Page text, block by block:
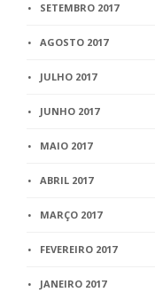
SETEMBRO 2017
AGOSTO 2017
JULHO 2017
JUNHO 2017
MAIO 2017
ABRIL 2017
MARÇO 2017
FEVEREIRO 2017
JANEIRO 2017